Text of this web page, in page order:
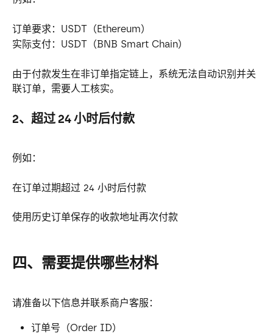
订单要求：USDT（Ethereum）
实际支付：USDT（BNB Smart Chain）
由于付款发生在非订单指定链上，系统无法自动识别并关
联订单，需要人工核实。
2、超过 24 小时后付款
例如：
在订单过期超过 24 小时后付款
使用历史订单保存的收款地址再次付款
四、需要提供哪些材料
请准备以下信息并联系商户客服：
订单号（Order ID）